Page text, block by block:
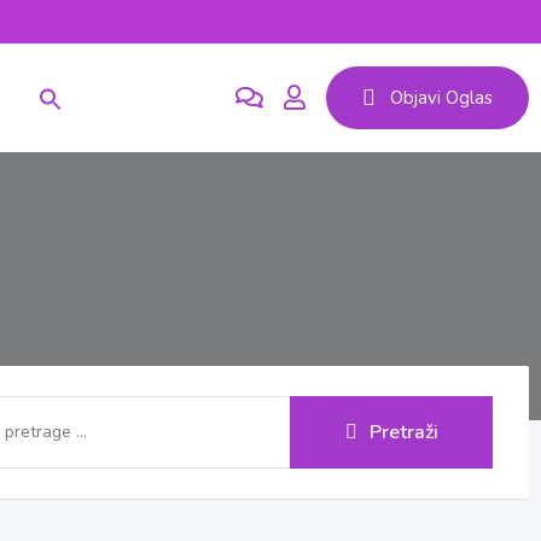
Objavi Oglas
Pretraži